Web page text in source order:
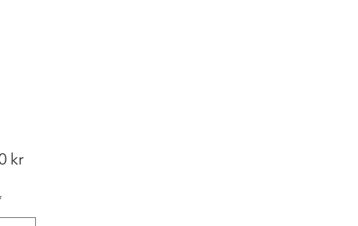
krPris